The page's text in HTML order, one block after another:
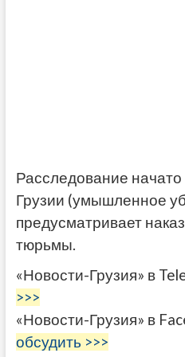
Расследование начато
Грузии (умышленное
предусматривает
тюрьмы.
«Новости-Грузия» в
>>>
«Новости-Грузия» в
обсудить >>>